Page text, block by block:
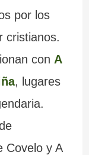
por los
cristianos.
con A
, lugares
Covelo y A